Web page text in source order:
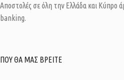
Αποστολές σε όλη την Ελλάδα και Κύπρο
banking.
ΠΟΥ ΘΑ ΜΑΣ ΒΡΕΙΤΕ